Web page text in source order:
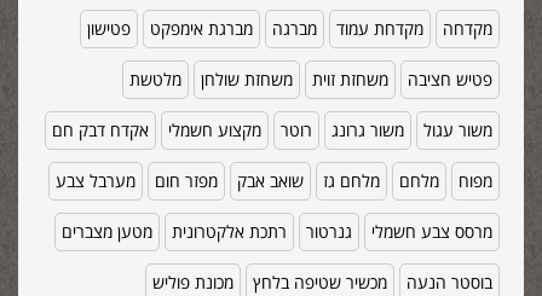
מקדחה מקדחת עמוד מברגה מברגת אימפקט פטישון
פטיש חציבה משחזת זוית משחזת שולחן מלטשת
משור עגול משור גרונג רוטר מקצוע חשמלי אקדח דבק חם
מפוח מלחם מלחם גז שואב אבק מפזר חום מערבל צבע
מרסס צבע חשמלי גנרטור רתכת אלקטרונית מטען מצברים
בוסטר הנעה מכשיר שטיפה בלחץ מכונת פוליש